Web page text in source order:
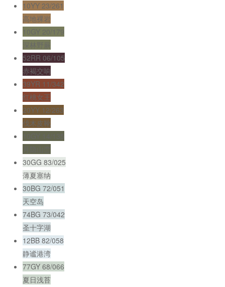
10YY 23/261
高地裸岩
52RR 06/105
赤褐交响
39YR 11/342
红桃女王
20YY 12/263
伐木皮靴
30GG 83/025
薄夏塞纳
30BG 72/051
天空岛
74BG 73/042
圣十字湖
12BB 82/058
静谧港湾
77GY 68/066
夏日浅苔